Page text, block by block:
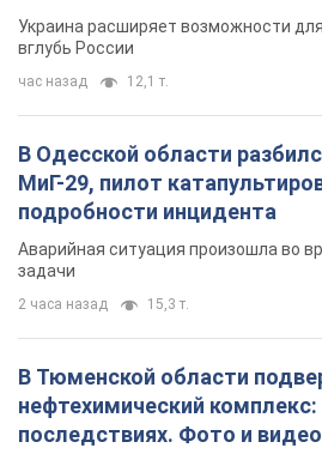
Украина расширяет возможности
вглубь России
час назад 12,1 т.
В Одесской области
МиГ-29, пилот
подробности инцидента
Аварийная ситуация произошла во
задачи
2 часа назад 15,3 т.
В Тюменской области
нефтехимический комплекс:
последствиях. Фото и видео